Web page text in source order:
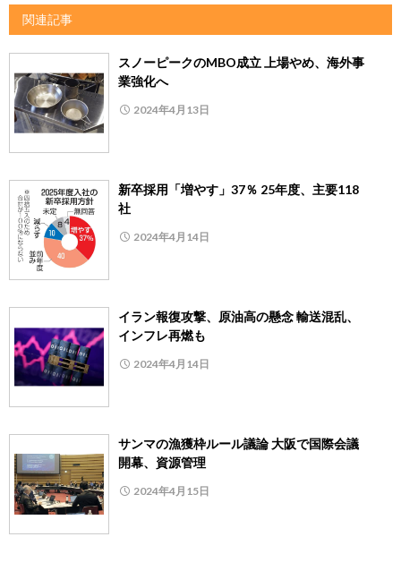
関連記事
スノーピークのMBO成立 上場やめ、海外事
業強化へ
2024年4月13日
新卒採用「増やす」37％ 25年度、主要118
社
2024年4月14日
イラン報復攻撃、原油高の懸念 輸送混乱、
インフレ再燃も
2024年4月14日
サンマの漁獲枠ルール議論 大阪で国際会議
開幕、資源管理
2024年4月15日